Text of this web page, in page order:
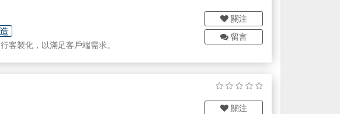
民一起參與，一起為再生能源努 力，才能讓地球健
的精神，凡事用心去接待，讓客戶們感受 到安晴對
客製化，以滿足客戶端需求。
關注
留言
關注